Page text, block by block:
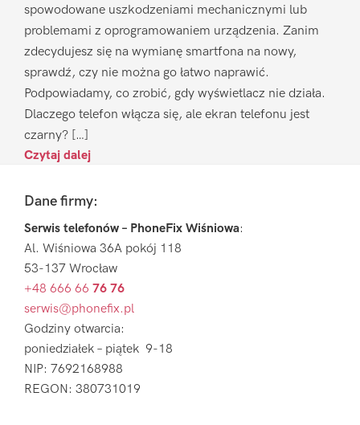
spowodowane uszkodzeniami mechanicznymi lub
problemami z oprogramowaniem urządzenia. Zanim
zdecydujesz się na wymianę smartfona na nowy,
sprawdź, czy nie można go łatwo naprawić.
Podpowiadamy, co zrobić, gdy wyświetlacz nie działa.
Dlaczego telefon włącza się, ale ekran telefonu jest
czarny? […]
Czytaj dalej
FooterDane firmy:
Serwis telefonów – PhoneFix Wiśniowa:
Al. Wiśniowa 36A pokój 118
53-137 Wrocław
+48 666 66 76 76
serwis@phonefix.pl
Godziny otwarcia:
poniedziałek – piątek 9-18
NIP: 7692168988
REGON: 380731019